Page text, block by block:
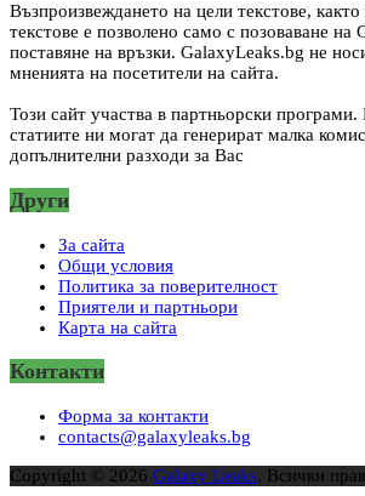
Възпроизвеждането на цели текстове,
текстове е позволено само с позоваване на
поставяне на връзки. GalaxyLeaks.bg не
мненията на посетители на сайта.
Този сайт участва в партньорски програми.
статиите ни могат да генерират малка
допълнителни разходи за Вас
Други
За сайта
Общи условия
Политика за поверителност
Приятели и партньори
Карта на сайта
Контакти
Форма за контакти
contacts@galaxyleaks.bg
Copyright © 2026 Galaxy Leaks. Всички